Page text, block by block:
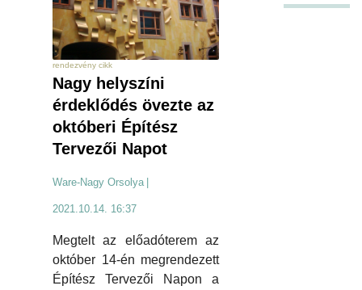
rendezvény cikk
Nagy helyszíni
érdeklődés övezte az
októberi Építész
Tervezői Napot
Ware-Nagy Orsolya |
2021.10.14. 16:37
Megtelt az előadóterem az
október 14-én megrendezett
Építész Tervezői Napon a